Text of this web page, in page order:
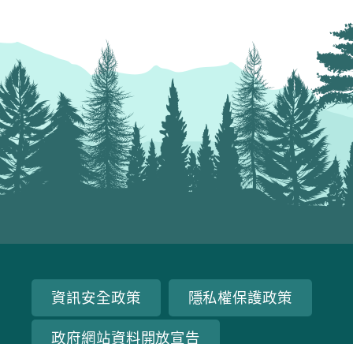
故名；它的根、莖、葉及果實均可入藥，
又被稱天仙果，莖皮亦可供造紙，提取纖
維，用途甚廣。
資訊安全政策 隱私權保護政策
政府網站資料開放宣告